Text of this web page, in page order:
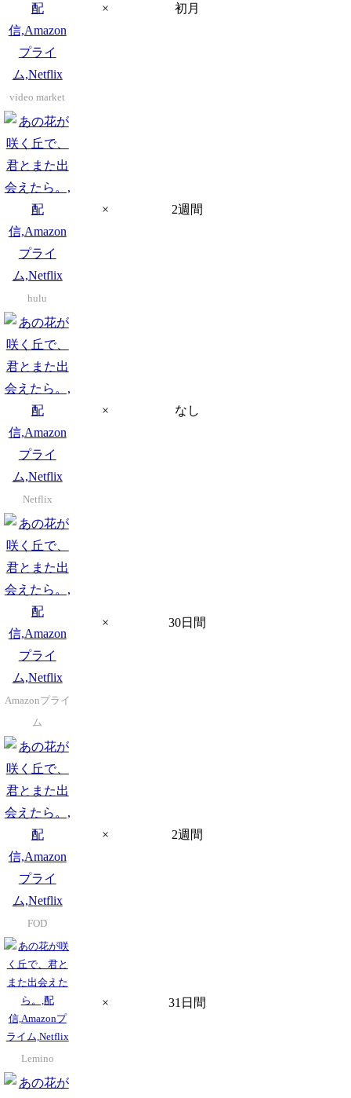
video market
× 初月
hulu
× 2週間
Netflix
× なし
Amazonプライ
ム
× 30日間
FOD
× 2週間
Lemino
× 31日間